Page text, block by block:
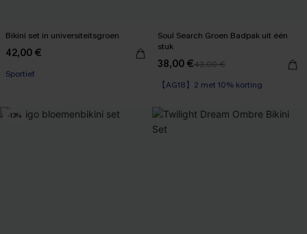
Bikini set in universiteitsgroen
42,00 €
Sportief
Soul Search Groen Badpak uit één
stuk
38,00 €43,00 €
【AG18】2 met 10% korting
-13%